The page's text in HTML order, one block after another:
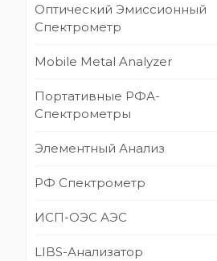
Оптический Эмиссионный
Спектрометр
Mobile Metal Analyzer
Портативные РФА-
Спектрометры
Элементный Анализ
РФ Спектрометр
ИСП-ОЭС АЭС
LIBS-Анализатор